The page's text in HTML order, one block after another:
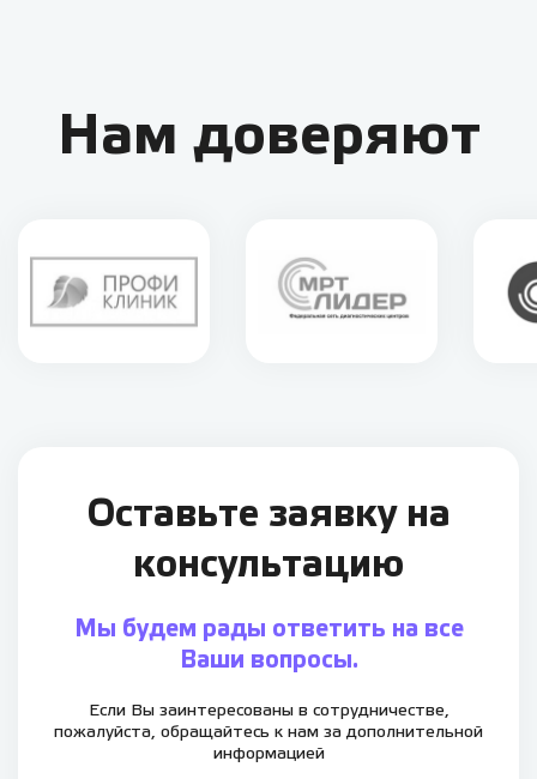
Нам доверяют
Оставьте заявку на
консультацию
Мы будем рады ответить на все
Ваши вопросы.
Если Вы заинтересованы в сотрудничестве,
пожалуйста, обращайтесь к нам за дополнительной
информацией